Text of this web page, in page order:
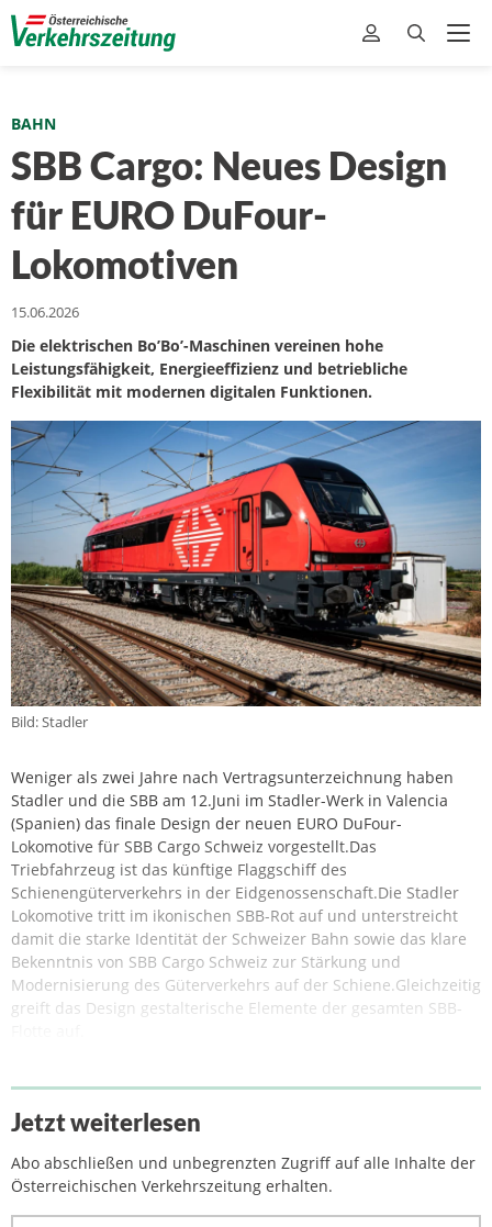
BAHN
SBB Cargo: Neues Design
für EURO DuFour-
Lokomotiven
15.06.2026
Die elektrischen Bo’Bo’-Maschinen vereinen hohe
Leistungsfähigkeit, Energieeffizienz und betriebliche
Flexibilität mit modernen digitalen Funktionen.
Bild: Stadler
Weniger als zwei Jahre nach Vertragsunterzeichnung haben
Stadler und die SBB am 12.Juni im Stadler-Werk in Valencia
(Spanien) das finale Design der neuen EURO DuFour-
Lokomotive für SBB Cargo Schweiz vorgestellt.Das
Triebfahrzeug ist das künftige Flaggschiff des
Schienengüterverkehrs in der Eidgenossenschaft.Die Stadler
Lokomotive tritt im ikonischen SBB-Rot auf und unterstreicht
damit die starke Identität der Schweizer Bahn sowie das klare
Bekenntnis von SBB Cargo Schweiz zur Stärkung und
Modernisierung des Güterverkehrs auf der Schiene.Gleichzeitig
greift das Design gestalterische Elemente der gesamten SBB-
Jetzt weiterlesen
Abo abschließen und unbegrenzten Zugriff auf alle Inhalte der
Österreichischen Verkehrszeitung erhalten.